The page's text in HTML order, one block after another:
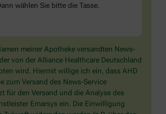
wählen Sie bitte die Tasse.
meiner Apotheke versandten News-
von der Alliance Healthcare Deutschland
wird. Hiermit willige ich ein, dass AHD
zum Versand des News-Service
für den Versand und die Analyse des
Emarsys ein. Die Einwilligung